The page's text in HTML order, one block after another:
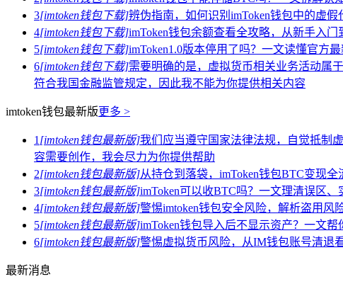
3[imtoken钱包下载]辨伪指南，如何识别imToken钱包中的虚假
4[imtoken钱包下载]imToken钱包余额查看全攻略，从新手入门
5[imtoken钱包下载]imToken1.0版本停用了吗？一文读懂官方最
6[imtoken钱包下载]需要明确的是，虚拟货币相关业务活动属
符合我国金融监管规定，因此我不能为你提供相关内容
imtoken钱包最新版更多 >
1 [imtoken钱包最新版]我们应当遵守国家法律法规，自觉抵制
容需要创作，我会尽力为你提供帮助
2[imtoken钱包最新版]从持仓到落袋，imToken钱包BTC变现全
3[imtoken钱包最新版]imToken可以收BTC吗？一文理清误区
4[imtoken钱包最新版]警惕imtoken钱包安全风险，解析盗用风
5[imtoken钱包最新版]imToken钱包导入后不显示资产？一文
6[imtoken钱包最新版]警惕虚拟货币风险，从IM钱包账号清退
最新消息